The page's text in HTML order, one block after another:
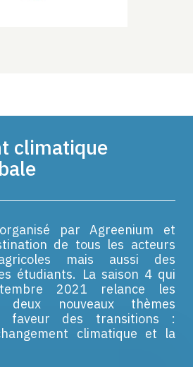
climatique
par Agreenium et
de tous les acteurs
mais aussi des
étudiants. La saison 4 qui
2021 relance les
deux nouveaux thèmes
faveur des transitions :
climatique et la